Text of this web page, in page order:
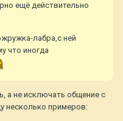
ещё действительно
лабра,с ней
что иногда
а не исключать общение с
несколько примеров: